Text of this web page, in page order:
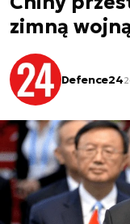
zimną
Defence24